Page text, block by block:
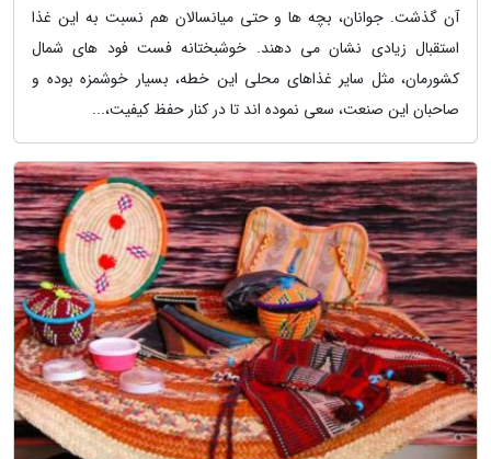
آن گذشت. جوانان، بچه ها و حتی میانسالان هم نسبت به این غذا
استقبال زیادی نشان می دهند. خوشبختانه فست فود های شمال
کشورمان، مثل سایر غذاهای محلی این خطه، بسیار خوشمزه بوده و
صاحبان این صنعت، سعی نموده اند تا در کنار حفظ کیفیت،...